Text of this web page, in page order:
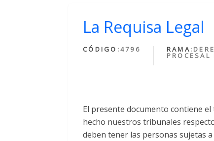
La Requisa Legal
CÓDIGO:4796 RAMA:
PROCESAL
El presente documento contiene
hecho nuestros tribunales
deben tener las personas sujetas